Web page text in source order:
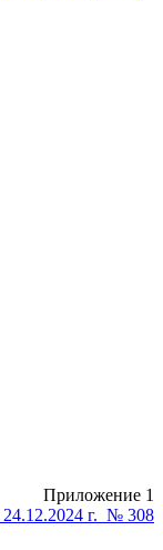
Приложение 1
24.12.2024 г. № 308